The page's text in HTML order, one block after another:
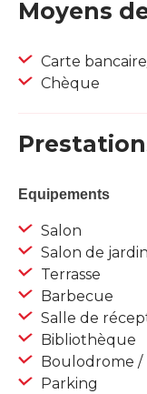
Moyens
Carte
Chèque
Equipements
Salon
Salon de jardin
Terrasse
Barbecue
Salle de
Bibliothèque
Boulodrome
Parking